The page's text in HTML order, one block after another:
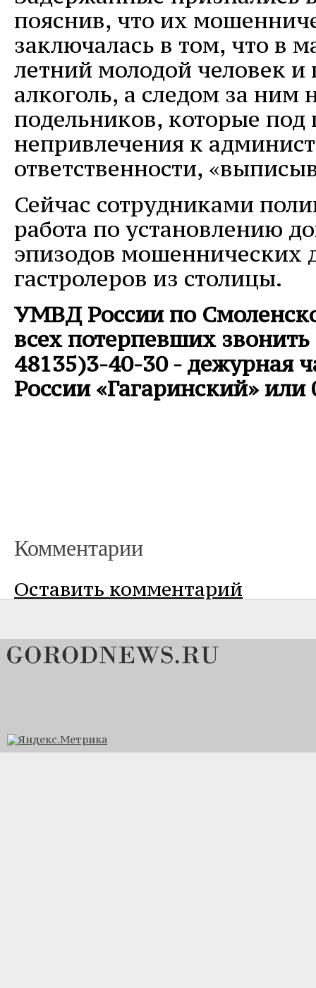
пояснив, что их
заключалась в том, что в
летний молодой человек и
алкоголь, а следом за ним
подельников, которые под
непривлечения к
ответственности,
Сейчас сотрудниками
работа по установлению
эпизодов мошеннических
гастролеров из столицы.
УМВД России по
всех потерпевших
48135)3-40-30 - дежурная
России «Гагаринский» или
Комментарии
Оставить комментарий